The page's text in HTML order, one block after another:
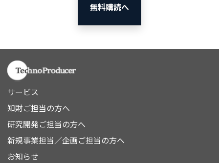
無料購読へ
サービス
知財ご担当の方へ
研究開発ご担当の方へ
新規事業担当／企画ご担当の方へ
お知らせ